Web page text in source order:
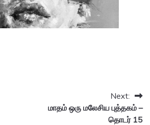
Next:
மாதம் ஒரு மலேசிய புத்தகம் –
தொடர் 15